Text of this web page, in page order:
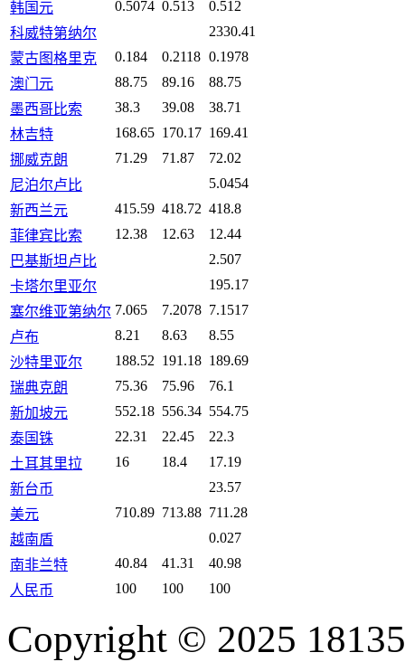
韩国元 0.5074 0.513
0.512
科威特第纳尔
2330.41
蒙古图格里克
0.184 0.2118 0.1978
澳门元
88.75 89.16
88.75
墨西哥比索
38.3 39.08
38.71
林吉特
168.65 170.17 169.41
挪威克朗
71.29 71.87
72.02
尼泊尔卢比
5.0454
新西兰元
415.59 418.72 418.8
菲律宾比索
12.38 12.63
12.44
巴基斯坦卢比
2.507
卡塔尔里亚尔
195.17
塞尔维亚第纳尔 7.065 7.2078 7.1517
卢布
8.21 8.63
8.55
沙特里亚尔
188.52 191.18 189.69
瑞典克朗
75.36 75.96
76.1
新加坡元
552.18 556.34 554.75
泰国铢
22.31 22.45
22.3
土耳其里拉
16 18.4
17.19
新台币
23.57
美元
710.89 713.88 711.28
越南盾
0.027
南非兰特
40.84 41.31
40.98
人民币
100 100 100
Copyright © 2025